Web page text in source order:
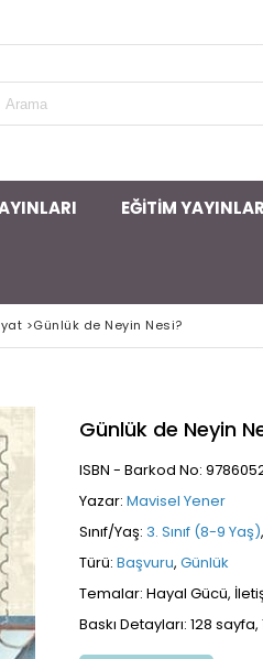
EĞİTİM
>Günlük de Neyin Nesi?
Günlük de Neyin
ISBN - Barkod No:
Yazar: Mavisel Yener
Sınıf/Yaş: 3. Sınıf (8-9 Yaş),
Türü: Başvuru, Günlük
Temalar: Hayal Gücü,
Baskı Detayları: 128